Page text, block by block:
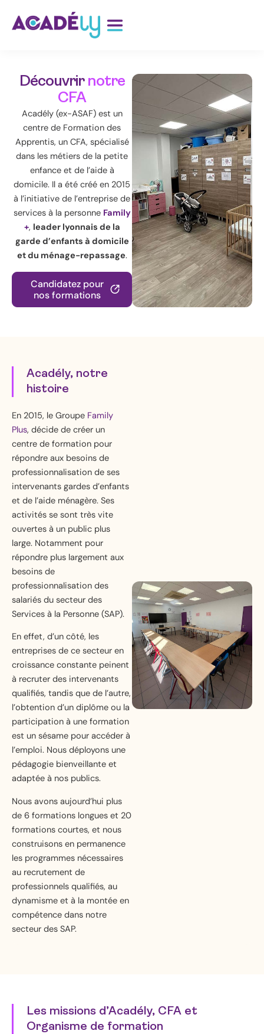
Découvrir notre
CFA
Acadély (ex-ASAF) est un
centre de Formation des
Apprentis, un CFA, spécialisé
dans les métiers de la petite
enfance et de l’aide à
domicile. Il a été créé en 2015
à l’initiative de l’entreprise de
services à la personne Family
+, leader lyonnais de la
garde d’enfants à domicile
et du ménage-repassage.
Candidatez pour
nos formations
Acadély, notre
histoire
En 2015, le Groupe Family
Plus, décide de créer un
centre de formation pour
répondre aux besoins de
professionnalisation de ses
intervenants gardes d’enfants
et de l’aide ménagère. Ses
activités se sont très vite
ouvertes à un public plus
large. Notamment pour
répondre plus largement aux
besoins de
professionnalisation des
salariés du secteur des
Services à la Personne (SAP).
En effet, d’un côté, les
entreprises de ce secteur en
croissance constante peinent
à recruter des intervenants
qualifiés, tandis que de l’autre,
l’obtention d’un diplôme ou la
participation à une formation
est un sésame pour accéder à
l’emploi. Nous déployons une
pédagogie bienveillante et
adaptée à nos publics.
Nous avons aujourd’hui plus
de 6 formations longues et 20
formations courtes, et nous
construisons en permanence
les programmes nécessaires
au recrutement de
professionnels qualifiés, au
dynamisme et à la montée en
compétence dans notre
secteur des SAP.
Les missions d’Acadély, CFA et
Organisme de formation